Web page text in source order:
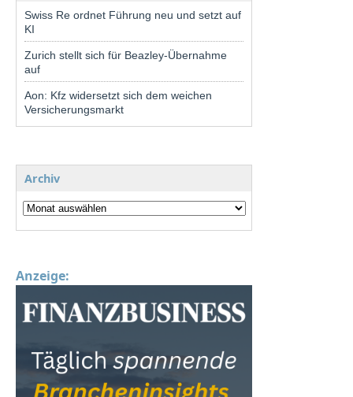
Swiss Re ordnet Führung neu und setzt auf
KI
Zurich stellt sich für Beazley-Übernahme
auf
Aon: Kfz widersetzt sich dem weichen
Versicherungsmarkt
Archiv
Anzeige: